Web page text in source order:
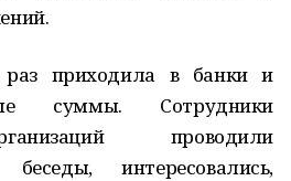
раз приходила в банки и
суммы. Сотрудники
проводили
беседы, интересовались,